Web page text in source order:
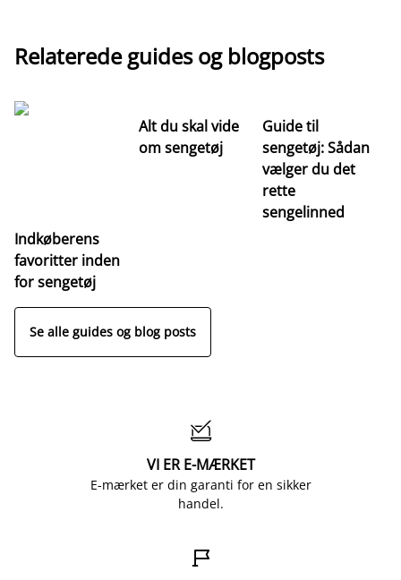
Relaterede guides og blogposts
Indkøberens
favoritter inden
for sengetøj
Alt du skal vide
om sengetøj
Guide til
sengetøj: Sådan
vælger du det
rette
sengelinned
Se alle guides og blog posts

VI ER E-MÆRKET
E-mærket er din garanti for en sikker
handel.
